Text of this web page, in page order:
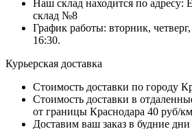
Наш склад находится по адресу:
склад №8
График работы: вторник,
16:30.
Курьерская доставка
Стоимость доставки по городу
Стоимость доставки в
от границы Краснодара 40 руб/
Доставим ваш заказ в будние